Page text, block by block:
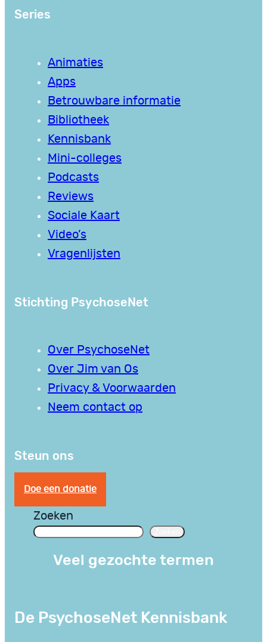
Series
Animaties
Apps
Betrouwbare informatie
Bibliotheek
Kennisbank
Mini-colleges
Podcasts
Reviews
Sociale Kaart
Video’s
Vragenlijsten
Stichting PsychoseNet
Over PsychoseNet
Over Jim van Os
Privacy & Voorwaarden
Neem contact op
Steun ons
Doe een donatie
Zoeken
Veel gezochte termen
De PsychoseNet Kennisbank